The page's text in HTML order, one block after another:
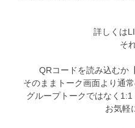
詳しくは
そ
QRコードを読み込むか
そのままトーク画面より通
グループトークではなく
お気軽